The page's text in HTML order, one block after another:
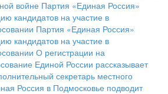
войне Партия «Единая Россия»
кандидатов на участие в
Партия «Единая Россия»
кандидатов на участие в
О регистрации на
Единой России рассказывает
секретарь местного
Россия в Подмосковье подводит